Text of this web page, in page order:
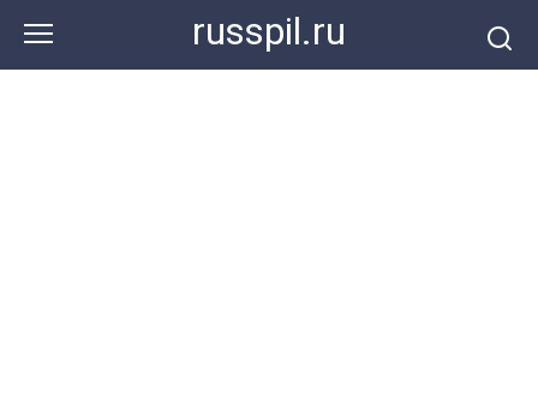
контенту
russpil.ru